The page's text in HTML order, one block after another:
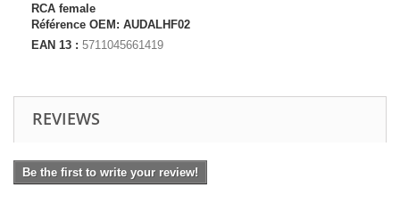
RCA female
Référence OEM: AUDALHF02
EAN 13 : 5711045661419
REVIEWS
Be the first to write your review!